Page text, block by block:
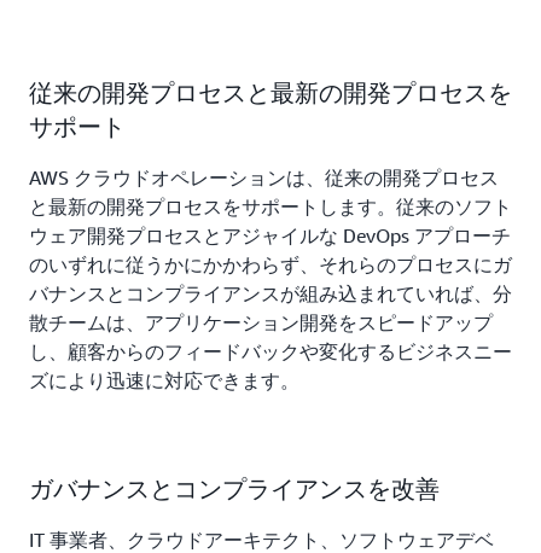
従来の開発プロセスと最新の開発プロセスを
サポート
AWS クラウドオペレーションは、従来の開発プロセス
と最新の開発プロセスをサポートします。従来のソフト
ウェア開発プロセスとアジャイルな DevOps アプローチ
のいずれに従うかにかかわらず、それらのプロセスにガ
バナンスとコンプライアンスが組み込まれていれば、分
散チームは、アプリケーション開発をスピードアップ
し、顧客からのフィードバックや変化するビジネスニー
ズにより迅速に対応できます。
ガバナンスとコンプライアンスを改善
IT 事業者、クラウドアーキテクト、ソフトウェアデベ